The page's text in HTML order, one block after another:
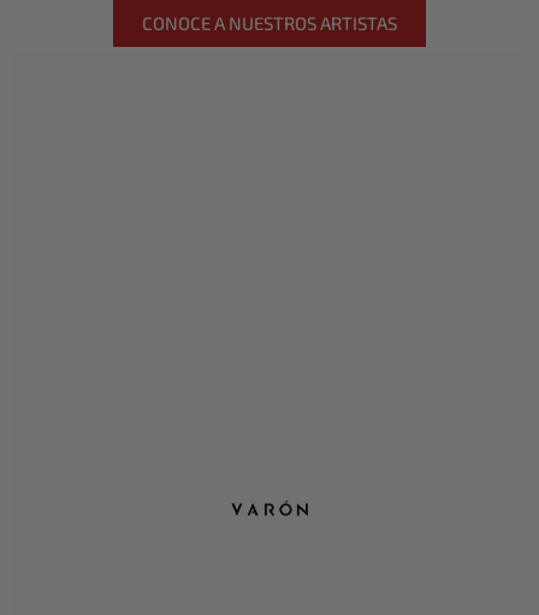
CONOCE A NUESTROS ARTISTAS